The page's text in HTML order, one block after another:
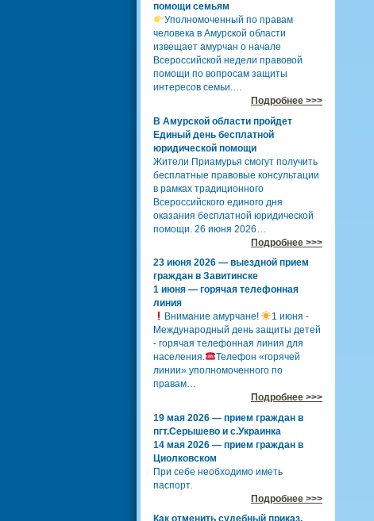
помощи семьям
Уполномоченный по правам
человека в Амурской области
извещает амурчан о начале
Всероссийской недели правовой
помощи по вопросам защиты
интересов семьи.…
Подробнее >>>
В Амурской области пройдет
Единый день бесплатной
юридической помощи
Жители Приамурья смогут получить
бесплатные правовые консультации
в рамках традиционного
Всероссийского единого дня
оказания бесплатной юридической
помощи. 26 июня 2026…
Подробнее >>>
23 июня 2026 — выездной прием
граждан в Завитинске
1 июня — горячая телефонная
линия
Внимание амурчане!
1 июня -
Международный день защиты детей
- горячая телефонная линия для
населения.
Телефон «горячей
линии» уполномоченного по
правам…
Подробнее >>>
19 мая 2026 — прием граждан в
пгт.Серышево и с.Украинка
14 мая 2026 — прием граждан в
Циолковском
При себе необходимо иметь
паспорт.
Подробнее >>>
Как отменить судебный приказ,